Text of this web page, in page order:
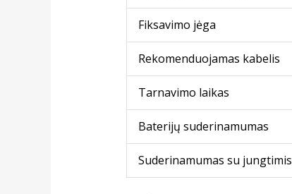
Fiksavimo jėga
Rekomenduojamas kabelis
Tarnavimo laikas
Baterijų suderinamumas
Suderinamumas su jungtimis